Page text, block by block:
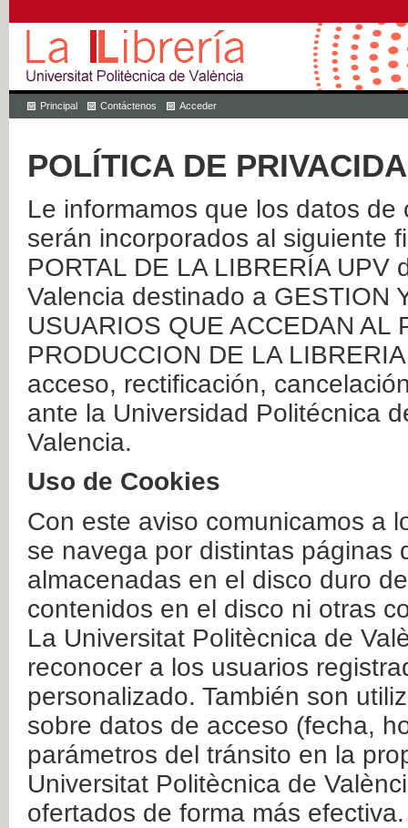
Principal Contáctenos Acceder
POLÍTICA DE
Le informamos que los datos
serán incorporados al siguiente
PORTAL DE LA LIBRERÍA
Valencia destinado a GESTION
USUARIOS QUE ACCEDAN AL
PRODUCCION DE LA
acceso, rectificación,
ante la Universidad Politécnica
Valencia.
Uso de Cookies
Con este aviso comunicamos a
se navega por distintas páginas
almacenadas en el disco duro
contenidos en el disco ni otras
La Universitat Politècnica de
reconocer a los usuarios
personalizado. También son
sobre datos de acceso (fecha,
parámetros del tránsito en la
Universitat Politècnica de
ofertados de forma más efectiva.